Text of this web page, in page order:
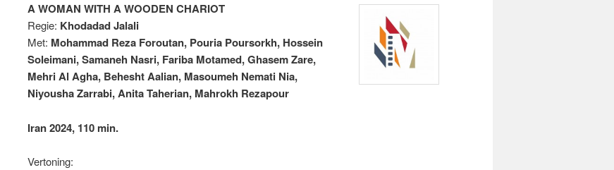
A WOMAN WITH A WOODEN CHARIOT
Regie: Khodadad Jalali
Met: Mohammad Reza Foroutan, Pouria Poursorkh, Hossein
Soleimani, Samaneh Nasri, Fariba Motamed, Ghasem Zare,
Mehri Al Agha, Behesht Aalian, Masoumeh Nemati Nia,
Niyousha Zarrabi,Anita Taherian, Mahrokh Rezapour
Iran 2024, 110 min.
Vertoning: